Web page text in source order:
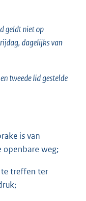
geldt niet op
dagelijks van
tweede lid gestelde
is van
weg;
te treffen ter